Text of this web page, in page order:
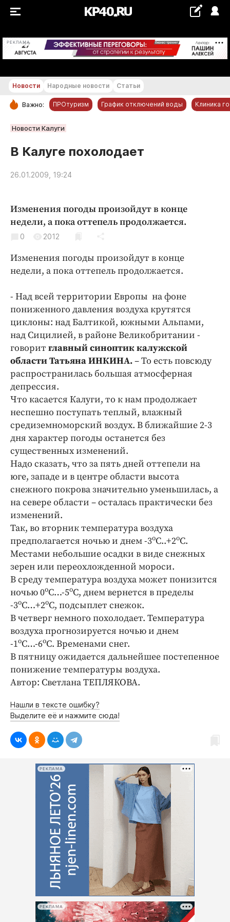
РЕКЛАМА +17...+18 °С
РУБРИКИ
Новости компаний
Статьи
Авто и транспорт
Благоустройство
Криминал
Недвижимость и ЖКХ
Общество
Погода
Праздники
Происшествия
Спорт
Экономика и бизнес
ПРОЕКТЫ
Блоги
Медиаперсона
Интересное чтиво
Клиника года
Бренд года
Работодатель года
Новости Народные новости Статьи
Важно: ПРОтуризм График отключений воды Клиника
Новости Калуги
В Калуге похолодает
26.01.2009, 19:24
Изменения погоды произойдут в конце
недели, а пока оттепель продолжается.
0 2012
Изменения погоды произойдут в конце
недели, а пока оттепель продолжается.
- Над всей территории Европы на фоне
пониженного давления воздуха крутятся
циклоны: над Балтикой, южными Альпами,
над Сицилией, в районе Великобритании -
говорит главный синоптик калужской
области Татьяна ИНКИНА.– То есть повсюду
распространилась большая атмосферная
депрессия.
Что касается Калуги, то к нам продолжает
неспешно поступать теплый, влажный
средиземноморский воздух. В ближайшие 2-3
дня характер погоды останется без
существенных изменений.
Надо сказать, что за пять дней оттепели на
юге, западе и в центре области высота
снежного покрова значительно уменьшилась, а
на севере области – осталась практически без
изменений.
Так, во вторник температура воздуха
предполагается ночью и днем -3оС..+2оС.
Местами небольшие осадки в виде снежных
зерен или переохложденной мороси.
В среду температура воздуха может понизится
ночью 0оС…-5оС, днем вернется в пределы
-3оС…+2оС, подсыплет снежок.
В четверг немного похолодает. Температура
воздуха прогнозируется ночью и днем
-1оС…-6оС. Временами снег.
В пятницу ожидается дальнейшее постепенное
понижение температуры воздуха.
Автор: Светлана ТЕПЛЯКОВА.
Нашли в тексте ошибку?
Выделите её и нажмите сюда!
РЕКЛАМА
РЕКЛАМА